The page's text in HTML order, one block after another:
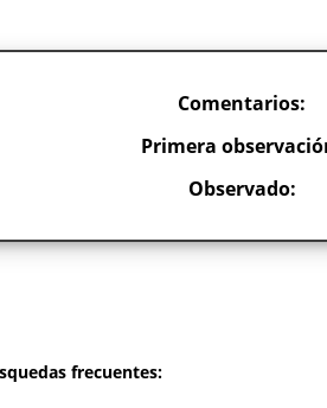
Comentarios:
Primera
Observado:
frecuentes: